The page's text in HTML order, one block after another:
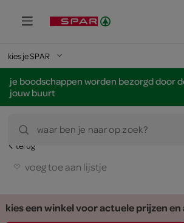
kies je SPAR
je boodschappen worden bezorgd door
jouw buurt
waar ben je naar op zoek?
terug
voeg toe aan lijstje
kies een winkel voor actuele prijzen